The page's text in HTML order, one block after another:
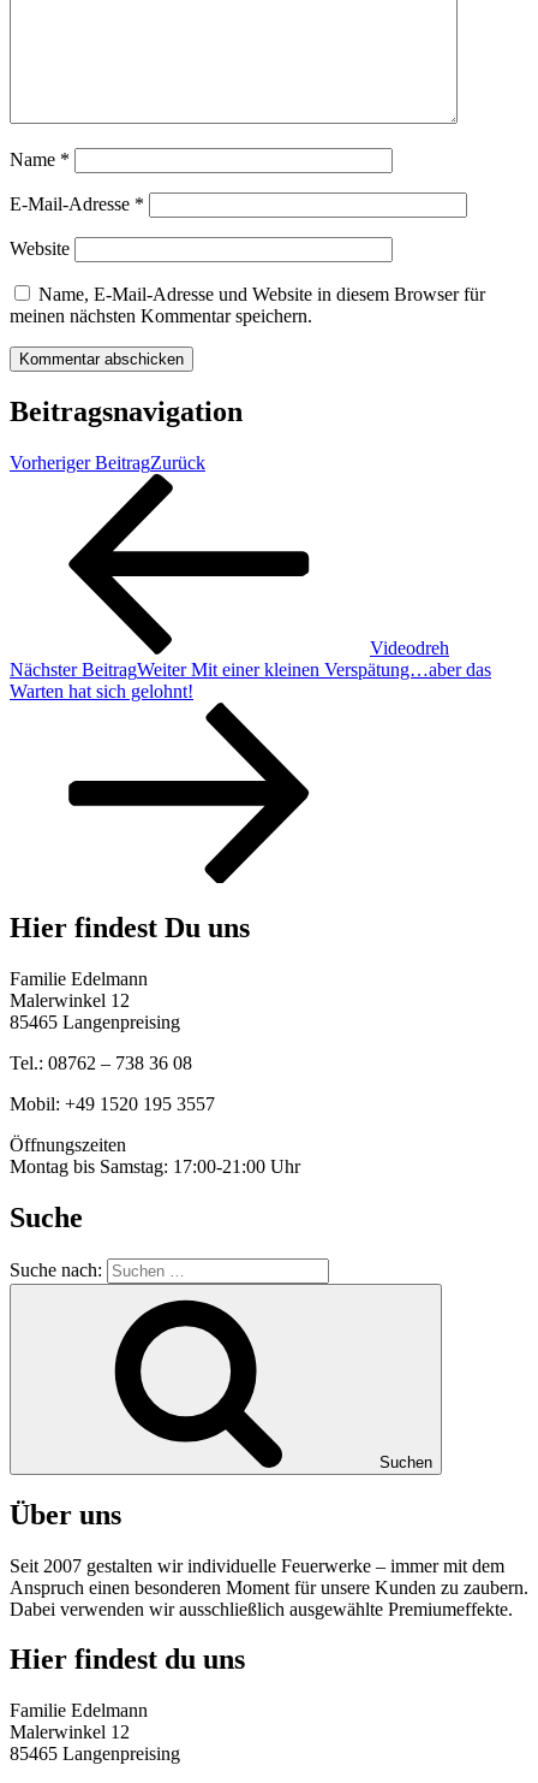
Name *
E-Mail-Adresse *
Website
Name, E-Mail-Adresse und Website in diesem Browser für
meinen nächsten Kommentar speichern.
Beitragsnavigation
Vorheriger BeitragZurück
Videodreh
Nächster BeitragWeiter Mit einer kleinen Verspätung…aber das
Warten hat sich gelohnt!
Hier findest Du uns
Familie Edelmann
Malerwinkel 12
85465 Langenpreising
Tel.: 08762 – 738 36 08
Mobil: +49 1520 195 3557
Öffnungszeiten
Montag bis Samstag: 17:00-21:00 Uhr
Suche
Suche nach:
Suchen
Über uns
Seit 2007 gestalten wir individuelle Feuerwerke – immer mit dem
Anspruch einen besonderen Moment für unsere Kunden zu zaubern.
Dabei verwenden wir ausschließlich ausgewählte Premiumeffekte.
Hier findest du uns
Familie Edelmann
Malerwinkel 12
85465 Langenpreising